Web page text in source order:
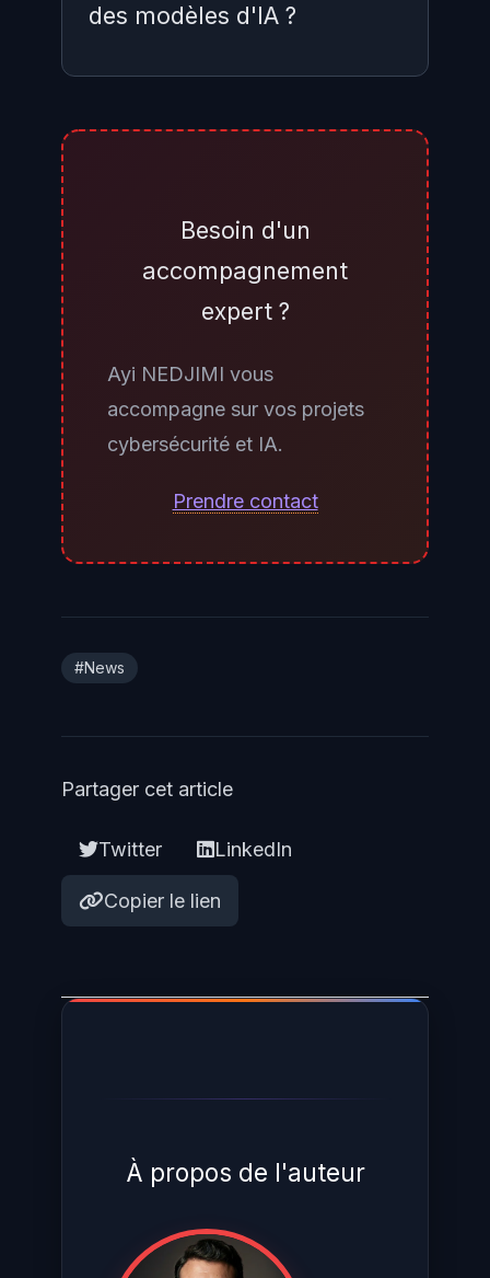
des modèles d'IA ?
territoire américain. Cependant, si
frontier model » par la NSA, son
déploiement chez des partenaires
le gouvernement américain — ce
qui pourrait conditionner l'accès
de certains acteurs étrangers aux
versions les plus avancées avant
Besoin d'un
accompagnement
expert ?
Ayi NEDJIMI vous
accompagne sur vos projets
cybersécurité et IA.
Prendre contact
#News
Partager cet article
Twitter LinkedIn
Copier le lien
À propos de l'auteur